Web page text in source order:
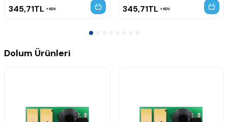
345,71TL KDV 345,71TL KDV
Dolum Ürünleri